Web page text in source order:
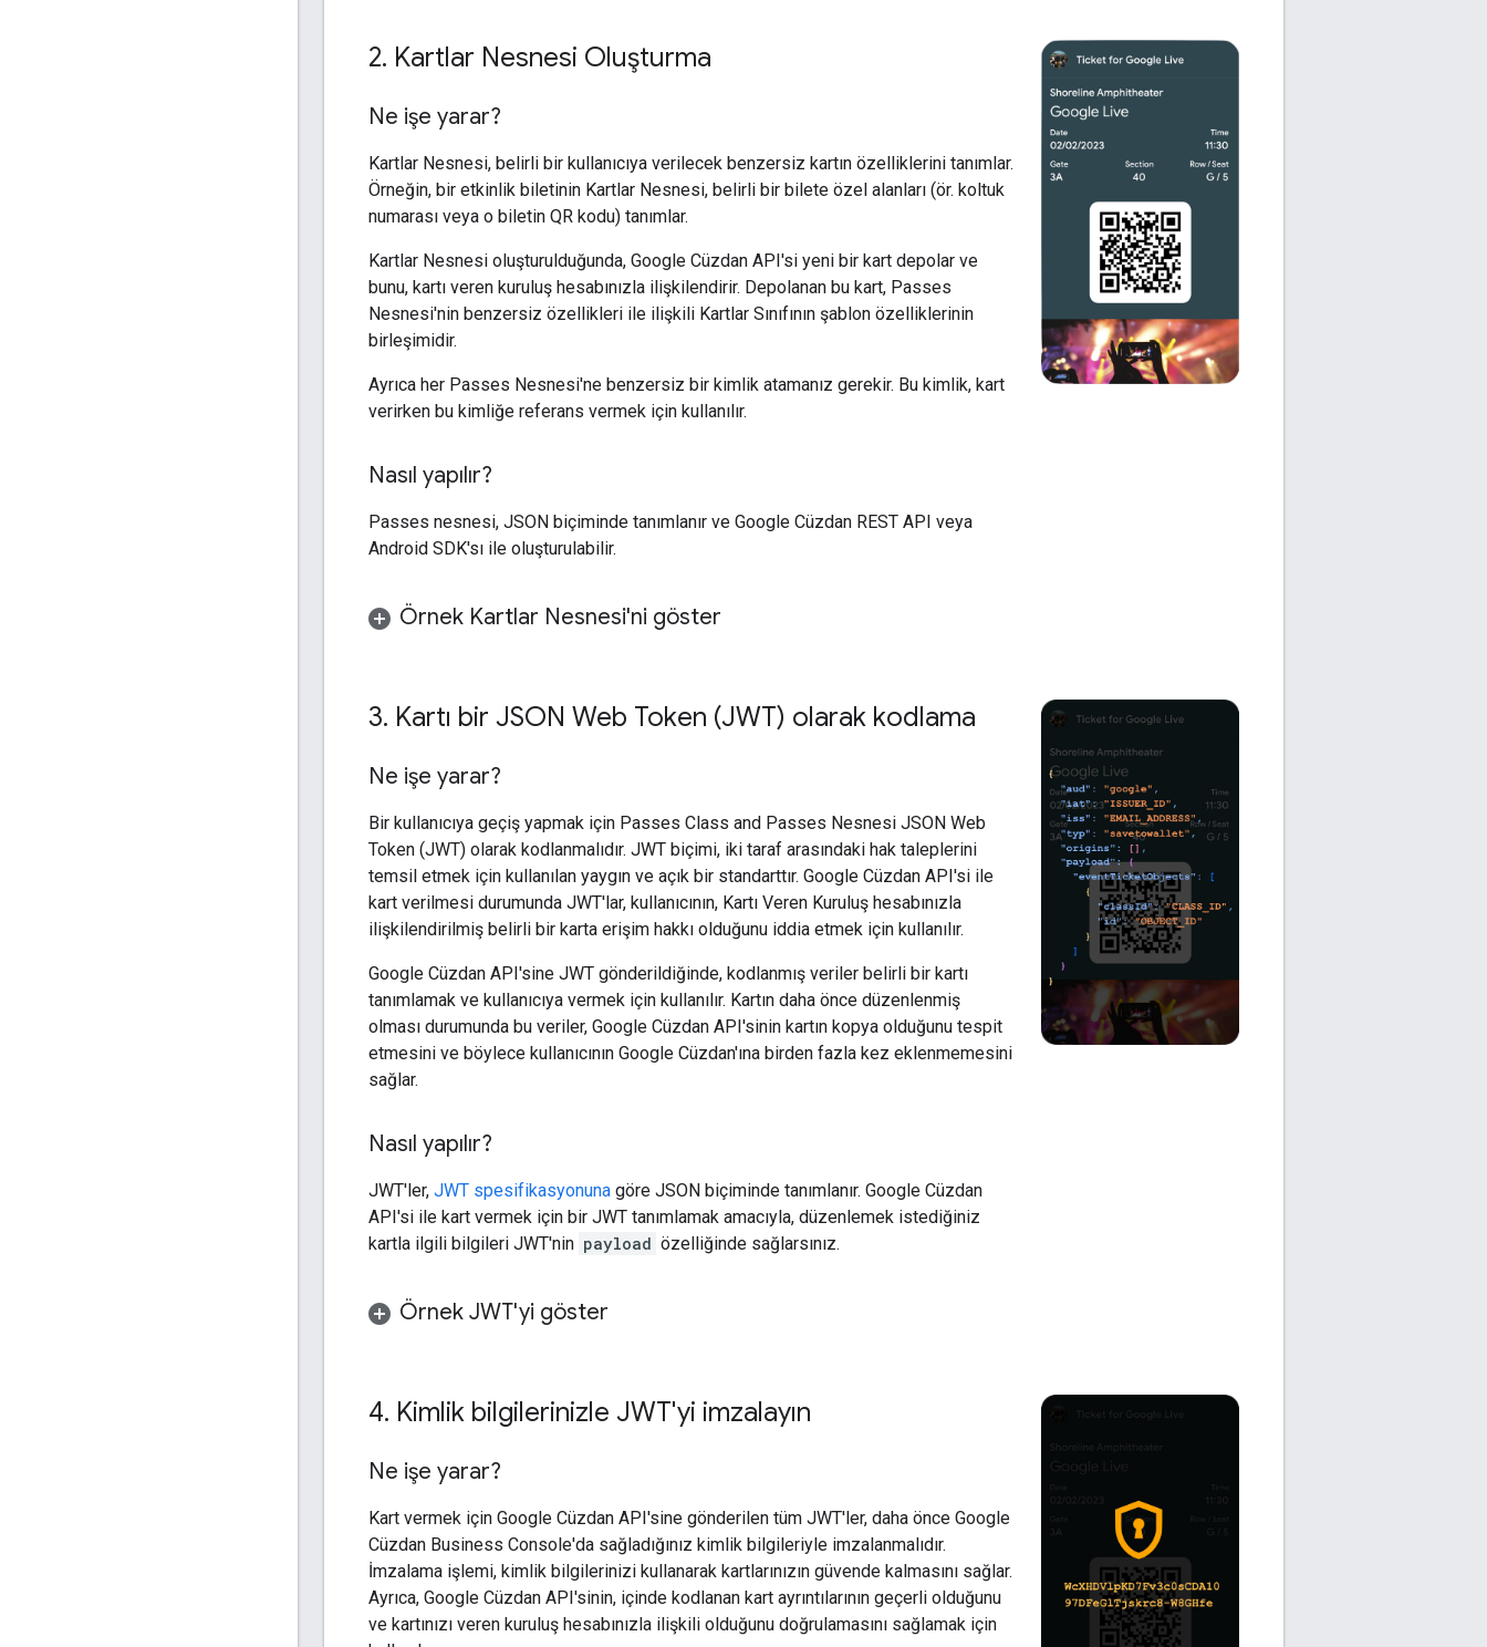
2. Kartlar Nesnesi Oluşturma
Ne işe yarar?
Kartlar Nesnesi, belirli bir kullanıcıya verilecek benzersiz kartın özelliklerini tanımlar.
Örneğin, bir etkinlik biletinin Kartlar Nesnesi, belirli bir bilete özel alanları (ör. koltuk
numarası veya o biletin QR kodu) tanımlar.
Kartlar Nesnesi oluşturulduğunda, Google Cüzdan API'si yeni bir kart depolar ve
bunu, kartı veren kuruluş hesabınızla ilişkilendirir. Depolanan bu kart, Passes
Nesnesi'nin benzersiz özellikleri ile ilişkili Kartlar Sınıfının şablon özelliklerinin
birleşimidir.
Ayrıca her Passes Nesnesi'ne benzersiz bir kimlik atamanız gerekir. Bu kimlik, kart
verirken bu kimliğe referans vermek için kullanılır.
Nasıl yapılır?
Passes nesnesi, JSON biçiminde tanımlanır ve Google Cüzdan REST API veya
Android SDK'sı ile oluşturulabilir.
Örnek Kartlar Nesnesi'ni göster
3. Kartı bir JSON Web Token (JWT) olarak kodlama
Ne işe yarar?
Bir kullanıcıya geçiş yapmak için Passes Class and Passes Nesnesi JSON Web
Token (JWT) olarak kodlanmalıdır. JWT biçimi, iki taraf arasındaki hak taleplerini
temsil etmek için kullanılan yaygın ve açık bir standarttır. Google Cüzdan API'si ile
kart verilmesi durumunda JWT'lar, kullanıcının, Kartı Veren Kuruluş hesabınızla
ilişkilendirilmiş belirli bir karta erişim hakkı olduğunu iddia etmek için kullanılır.
Google Cüzdan API'sine JWT gönderildiğinde, kodlanmış veriler belirli bir kartı
tanımlamak ve kullanıcıya vermek için kullanılır. Kartın daha önce düzenlenmiş
olması durumunda bu veriler, Google Cüzdan API'sinin kartın kopya olduğunu tespit
etmesini ve böylece kullanıcının Google Cüzdan'ına birden fazla kez eklenmemesini
sağlar.
Nasıl yapılır?
JWT'ler, JWT spesifikasyonuna göre JSON biçiminde tanımlanır. Google Cüzdan
API'si ile kart vermek için bir JWT tanımlamak amacıyla, düzenlemek istediğiniz
kartla ilgili bilgileri JWT'nin payload özelliğinde sağlarsınız.
Örnek JWT'yi göster
4. Kimlik bilgilerinizle JWT'yi imzalayın
Ne işe yarar?
Kart vermek için Google Cüzdan API'sine gönderilen tüm JWT'ler, daha önce Google
Cüzdan Business Console'da sağladığınız kimlik bilgileriyle imzalanmalıdır.
İmzalama işlemi, kimlik bilgilerinizi kullanarak kartlarınızın güvende kalmasını sağlar.
Ayrıca, Google Cüzdan API'sinin, içinde kodlanan kart ayrıntılarının geçerli olduğunu
ve kartınızı veren kuruluş hesabınızla ilişkili olduğunu doğrulamasını sağlamak için